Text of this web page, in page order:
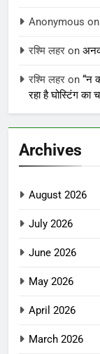
Anonymous
रश्मि लहर on
रश्मि लहर on “न
रहा है घोस्टिंग का
Archives
August 2026
July 2026
June 2026
May 2026
April 2026
March 2026